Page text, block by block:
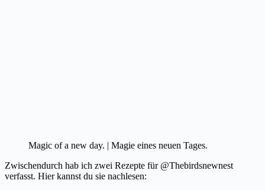
Magic of a new day. | Magie eines neuen Tages.
Zwischendurch hab ich zwei Rezepte für @Thebirdsnewnest
verfasst. Hier kannst du sie nachlesen: